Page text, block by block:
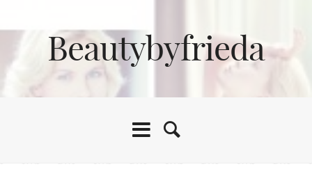
Beautybyfrieda